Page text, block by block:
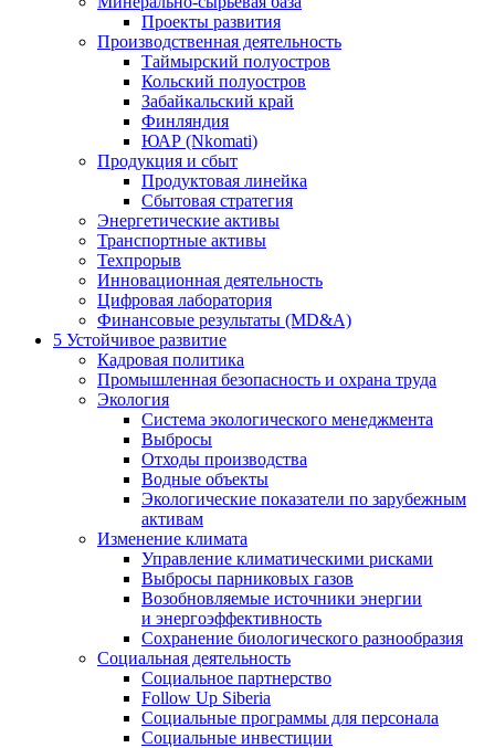
Проекты развития
Производственная деятельность
Таймырский полуостров
Кольский полуостров
Забайкальский край
Финляндия
ЮАР (Nkomati)
Продукция и сбыт
Продуктовая линейка
Сбытовая стратегия
Энергетические активы
Транспортные активы
Техпрорыв
Инновационная деятельность
Цифровая лаборатория
Финансовые результаты (MD&A)
5 Устойчивое развитие
Кадровая политика
Промышленная безопасность и охрана труда
Экология
Система экологического менеджмента
Выбросы
Отходы производства
Водные объекты
Экологические показатели по зарубежным
активам
Изменение климата
Управление климатическими рисками
Выбросы парниковых газов
Возобновляемые источники энергии
и энергоэффективность
Сохранение биологического разнообразия
Социальная деятельность
Социальное партнерство
Follow Up Siberia
Социальные программы для персонала
Социальные инвестиции